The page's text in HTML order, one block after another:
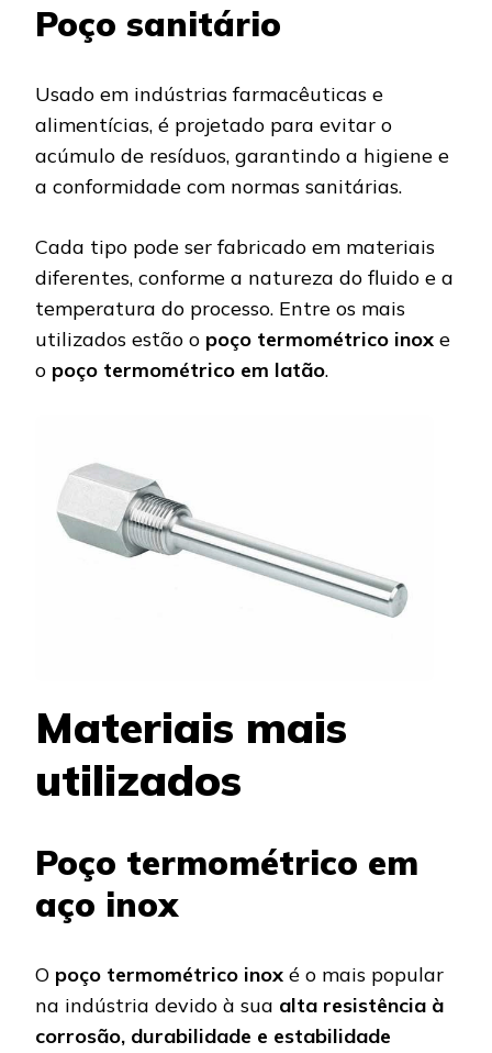
Poço sanitário
Usado em indústrias farmacêuticas e
alimentícias, é projetado para evitar o
acúmulo de resíduos, garantindo a higiene e
a conformidade com normas sanitárias.
Cada tipo pode ser fabricado em materiais
diferentes, conforme a natureza do fluido e a
temperatura do processo. Entre os mais
utilizados estão o poço termométrico inox e
o poço termométrico em latão.
Materiais mais
utilizados
Poço termométrico em
aço inox
O poço termométrico inox é o mais popular
na indústria devido à sua alta resistência à
corrosão, durabilidade e estabilidade